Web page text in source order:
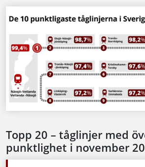
Topp 20 – tåglinjer med
punktlighet i november